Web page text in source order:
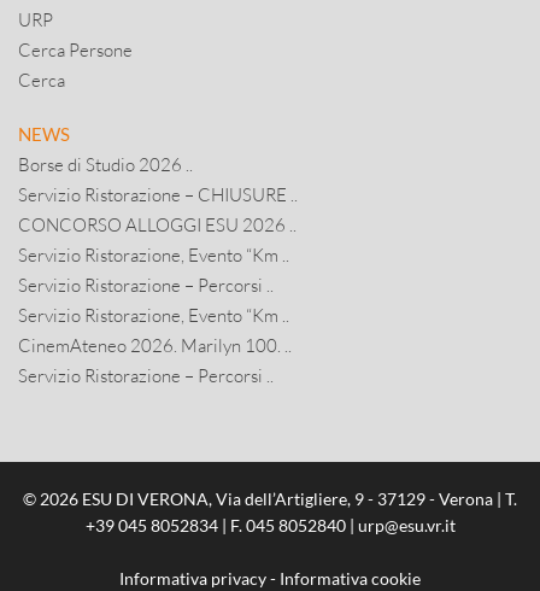
URP
Cerca Persone
Cerca
NEWS
Borse di Studio 2026 ..
Servizio Ristorazione – CHIUSURE ..
CONCORSO ALLOGGI ESU 2026 ..
Servizio Ristorazione, Evento “Km ..
Servizio Ristorazione – Percorsi ..
Servizio Ristorazione, Evento “Km ..
CinemAteneo 2026. Marilyn 100. ..
Servizio Ristorazione – Percorsi ..
© 2026 ESU DI VERONA, Via dell’Artigliere, 9 - 37129 - Verona | T.
+39 045 8052834| F. 045 8052840 | urp@esu.vr.it
Informativa privacy- Informativa cookie